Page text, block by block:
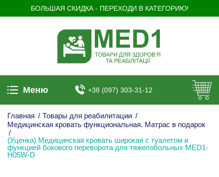
БОЛЬШАЯ СКИДКА - ПЕРЕХОДИ В КАТЕГОРИЮ!
Меню +38 (097) 303-31-12
Главная / Товары для реабилитации /
Медицинская кровать функциональная. Матрас в подарок
/
(Уценка) Медицинская кровать широкая с туалетом и
функцией бокового переворота для тяжелобольных MED1-
H05W-D